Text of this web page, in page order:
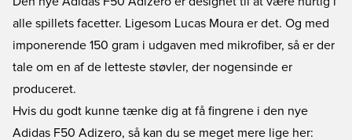
alle spillets facetter. Ligesom Lucas Moura er det. Og med
imponerende 150 gram i udgaven med mikrofiber, så er der
tale om en af de letteste støvler, der nogensinde er
produceret.
Hvis du godt kunne tænke dig at få fingrene i den nye
Adidas F50 Adizero, så kan du se meget mere lige her: